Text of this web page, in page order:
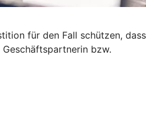
für den Fall schützen, dass
bzw.